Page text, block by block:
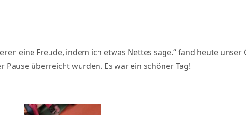
eine Freude, indem ich etwas Nettes sage.“ fand heute
Pause überreicht wurden. Es war ein schöner Tag!